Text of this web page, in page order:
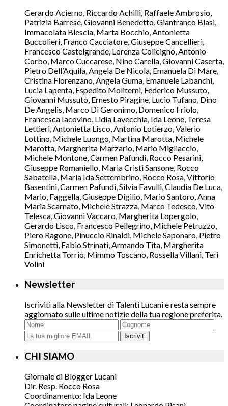
Gerardo Acierno, Riccardo Achilli, Raffaele Ambrosio,
Patrizia Barrese, Giovanni Benedetto, Gianfranco Blasi,
Immacolata Blescia, Marta Bocchio, Antonietta
Buccolieri, Franco Cacciatore, Giuseppe Cancellieri,
Francesco Castelgrande, Lorenza Colicigno, Antonio
Corbo, Marco Cuccarese, Nino Carella, Giovanni Caserta,
Pietro Dell’Aquila, Angela De Nicola, Emanuela Di Mare,
Cristina Florenzano, Angela Guma, Emanuele Labanchi,
Lucia Lapenta, Espedito Moliterni, Federico Mussuto,
Giovanni Mussuto, Ernesto Piragine, Lucio Tufano, Dino
De Angelis, Marco Di Geronimo, Domenico Friolo,
Francesca Iacovino, Lidia Lavecchia, Ida Leone, Teresa
Lettieri, Antonietta Lisco, Antonio Lotierzo, Valerio
Lottino, Michele Luongo, Martina Marotta, Michele
Marotta, Margherita Marzario, Mario Migliaccio,
Michele Montone, Carmen Pafundi, Rocco Pesarini,
Giuseppe Romaniello, Maria Cristi Sansone, Rocco
Sabatella, Maria Ida Settembrino, Rocco Rosa, Vittorio
Basentini, Carmen Pafundi, Silvia Favulli, Claudia De Luca,
Mario, Faggella, Giuseppe Digilio, Mario Santoro, Anna
Maria Scarnato, Michele Strazza, Marco Tedesco, Vito
Telesca, Giovanni Vaccaro, Margherita Lopergolo,
Gerardo Lisco, Francesco Pellegrino, Michele Petruzzo,
Piero Ragone, Pinuccio Rinaldi, Michele Saponaro, Pietro
Simonetti, Fabio Strinati, Armando Tita, Margherita
Enrichetta Torrio, Mimmo Toscano, Rossella Villani, Teri
Volini
Newsletter
Iscriviti alla Newsletter di Talenti Lucani e resta sempre
aggiornato sulle ultime notizie della tua regione preferita.
Iscriviti
CHI SIAMO
Giornale di Blogger Lucani
Dir. Resp. Rocco Rosa
Coordinamento: Ida Leone